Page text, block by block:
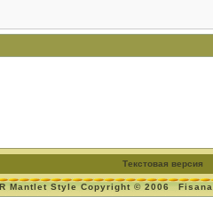
Текстовая версия
Mantlet Style Copyright © 2006 Fisana